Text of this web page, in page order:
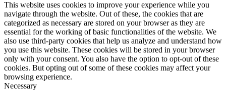
This website uses cookies to improve your experience while you
navigate through the website. Out of these, the cookies that are
categorized as necessary are stored on your browser as they are
essential for the working of basic functionalities of the website. We
also use third-party cookies that help us analyze and understand how
you use this website. These cookies will be stored in your browser
only with your consent. You also have the option to opt-out of these
cookies. But opting out of some of these cookies may affect your
browsing experience.
Necessary